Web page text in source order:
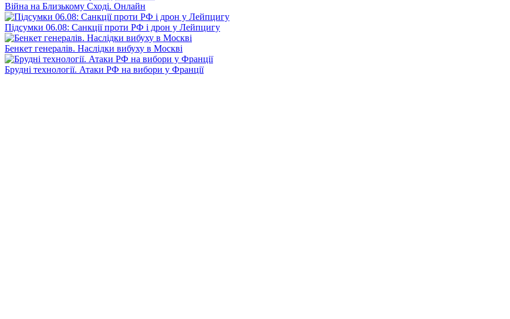
Війна на Близькому Сході. Онлайн
Підсумки 06.08: Санкції проти РФ і дрон у Лейпцигу
Бенкет генералів. Наслідки вибуху в Москві
Брудні технології. Атаки РФ на вибори у Франції